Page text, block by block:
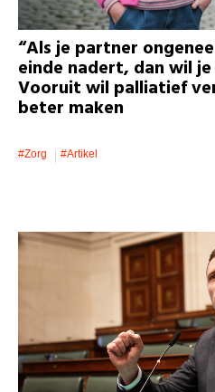
“Als je partner
einde nadert, dan wil
Vooruit wil palliatief
beter maken
#zorg
#artikel